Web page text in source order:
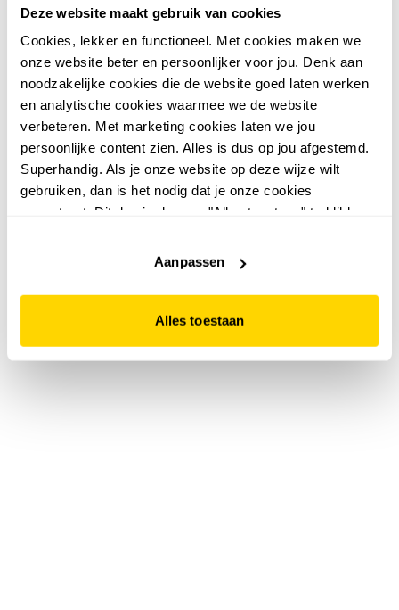
Deze website maakt gebruik van cookies
Cookies, lekker en functioneel. Met cookies maken we
onze website beter en persoonlijker voor jou. Denk aan
noodzakelijke cookies die de website goed laten werken
en analytische cookies waarmee we de website
verbeteren. Met marketing cookies laten we jou
persoonlijke content zien. Alles is dus op jou afgestemd.
Superhandig. Als je onze website op deze wijze wilt
gebruiken, dan is het nodig dat je onze cookies
accepteert. Dit doe je door op "Alles toestaan" te klikken.
website niet optimaal functioneert.
Aanpassen
Alles toestaan